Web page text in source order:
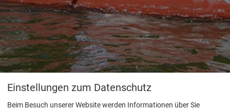
Einstellungen zum Datenschutz
Beim Besuch unserer Website werden Informationen über Sie